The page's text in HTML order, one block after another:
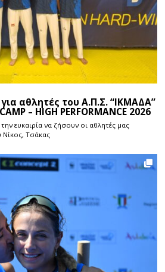
αθλητές του Α.Π.Σ. “ΙΚΜΑΔΑ”
– HIGH PERFORMANCE 2026
ευκαιρία να ζήσουν οι αθλητές μας
Νίκος, Τσάκας